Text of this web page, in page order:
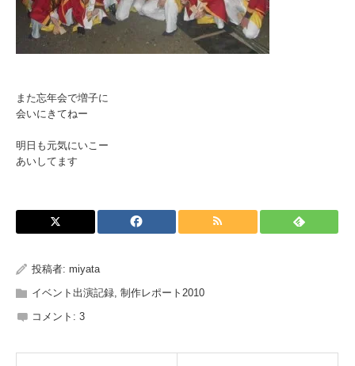
また忘年会で増子に
会いにきてねー
明日も元気にいこー
あいしてます
投稿者: miyata
イベント出演記録, 制作レポート2010
コメント: 3